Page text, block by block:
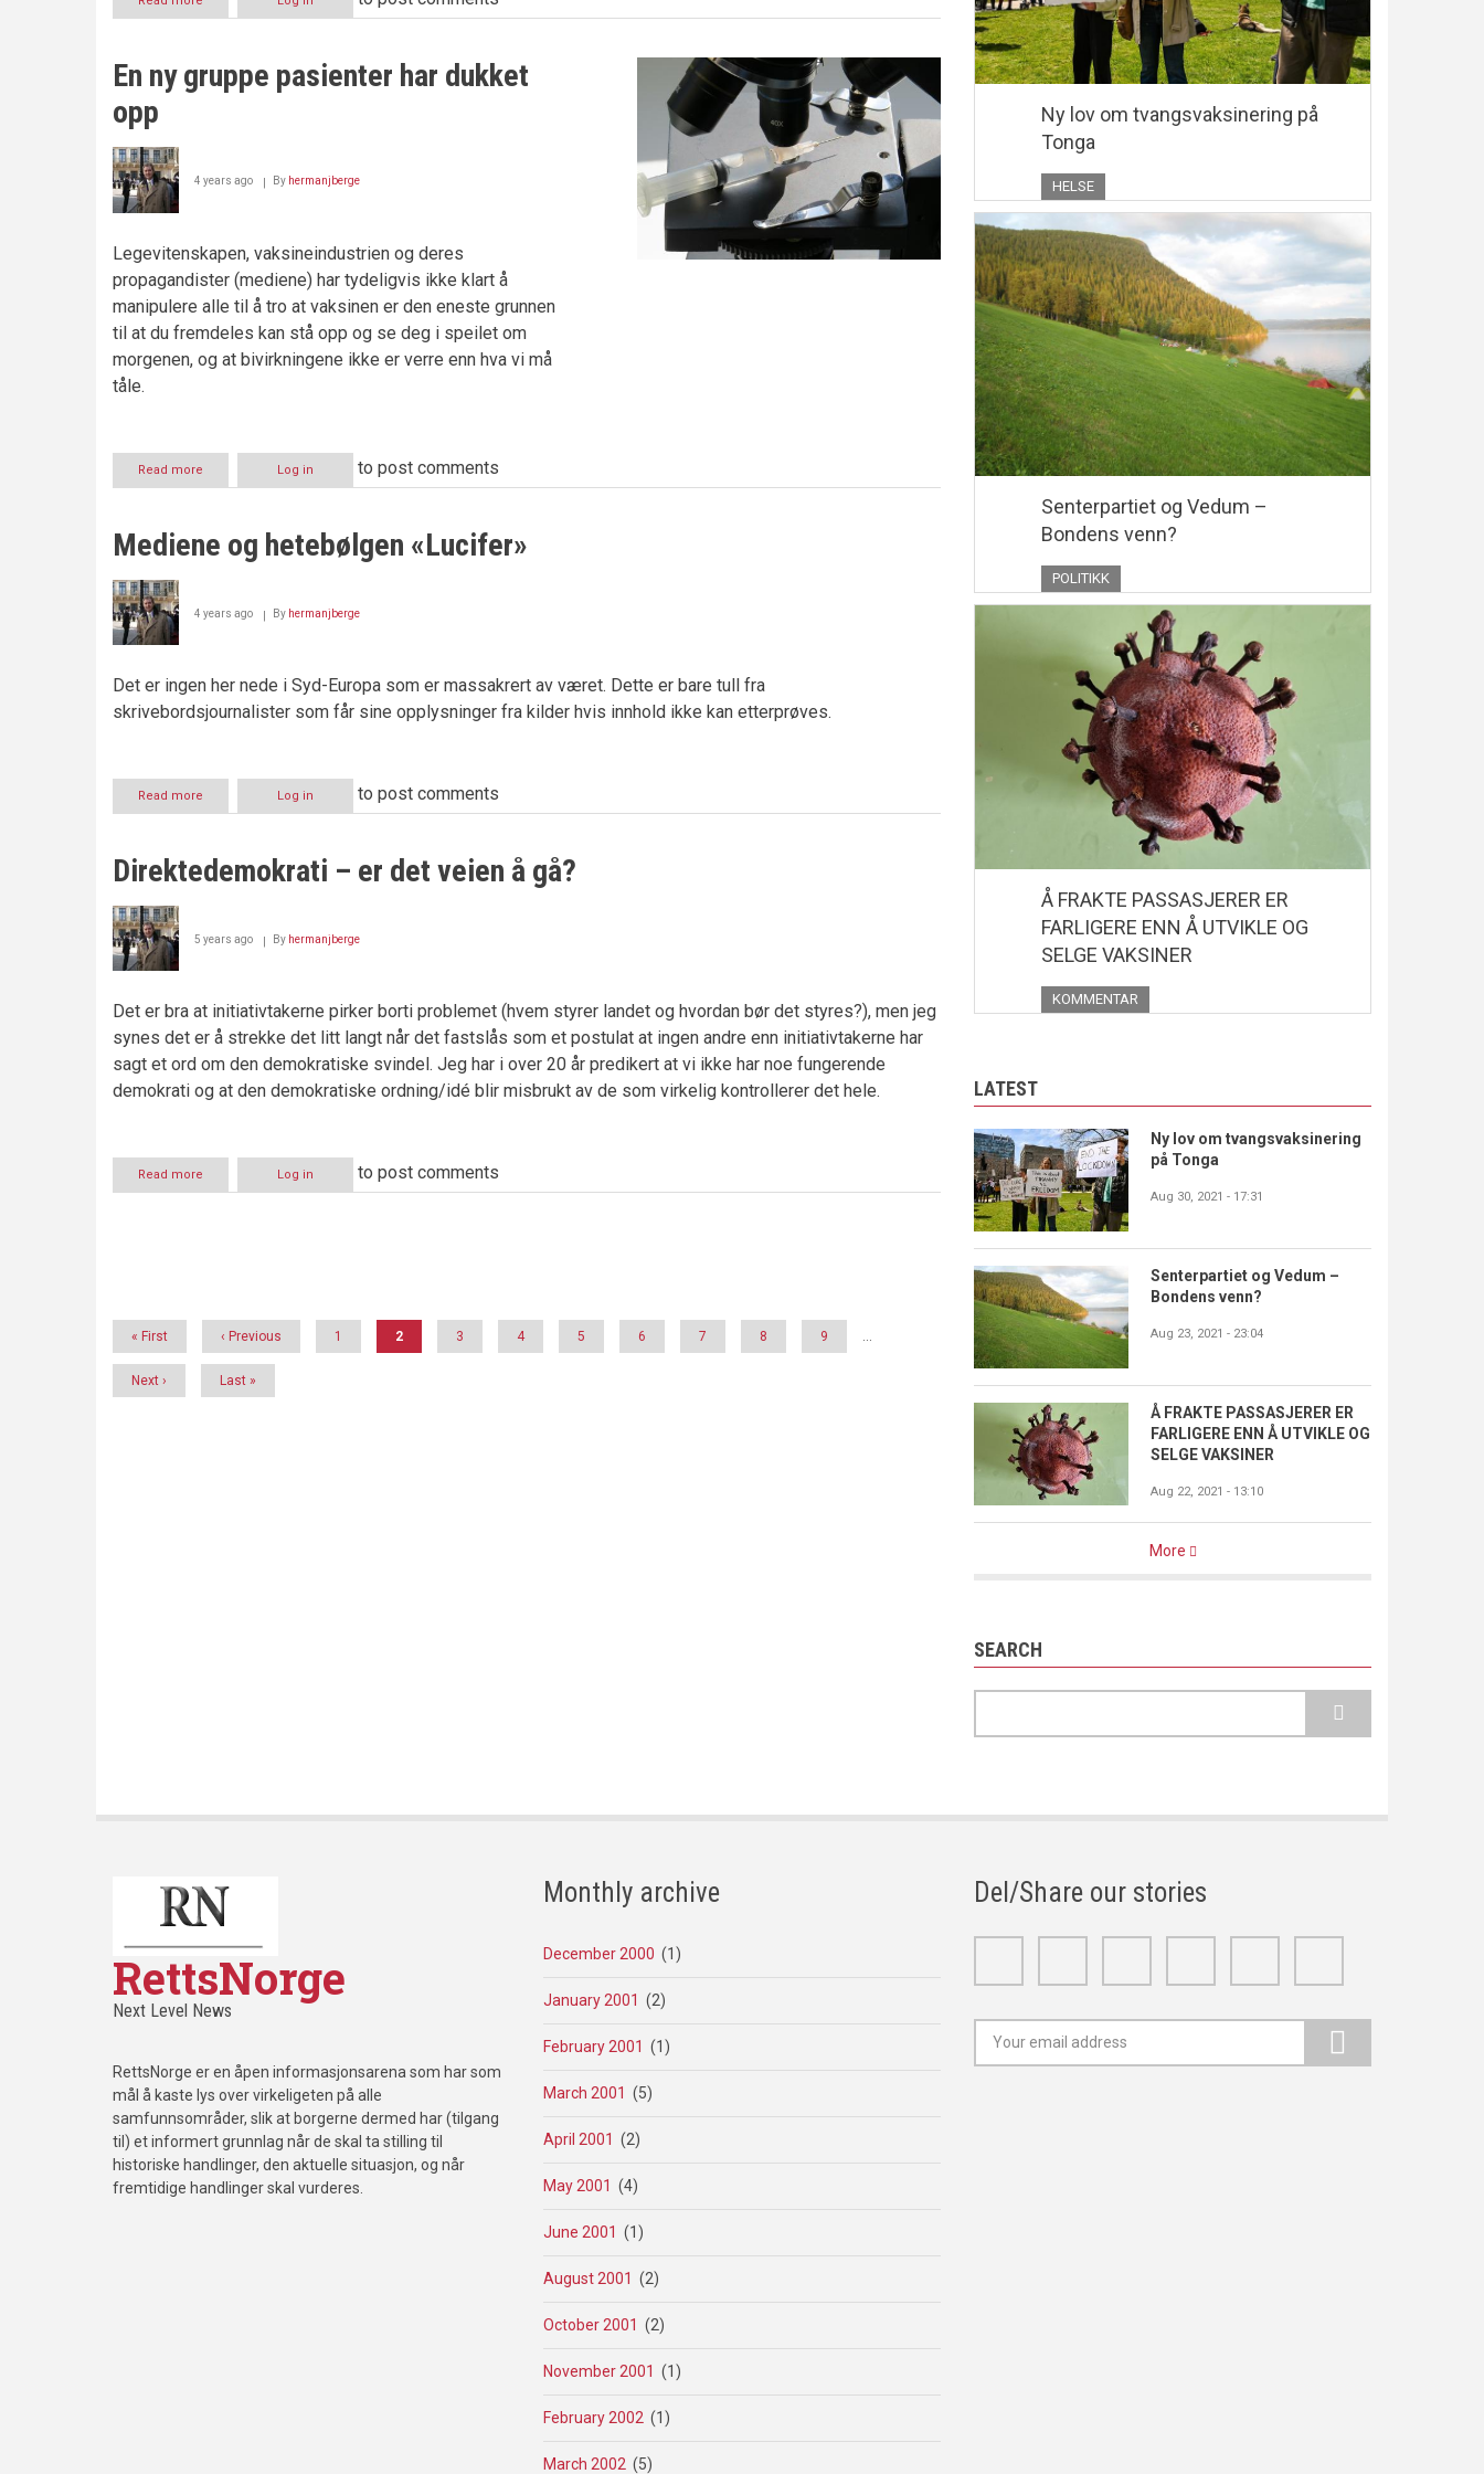
Tilsynsrådet
torpedovirksomhet
En ny gruppe pasienter har dukket
opp
4 years ago By hermanjberge
Legevitenskapen, vaksineindustrien og deres
propagandister (mediene) har tydeligvis ikke klart å
manipulere alle til å tro at vaksinen er den eneste grunnen
til at du fremdeles kan stå opp og se deg i speilet om
morgenen, og at bivirkningene ikke er verre enn hva vi må
tåle.
Read more
En
pasienter
Log in to post comments
Mediene og hetebølgen «Lucifer»
4 years ago By hermanjberge
Det er ingen her nede i Syd-Europa som er massakrert av været. Dette er bare tull fra
skrivebordsjournalister som får sine opplysninger fra kilder hvis innhold ikke kan etterprøves.
Read more
Mediene
«Lucifer»
Log in to post comments
Direktedemokrati – er det veien å gå?
5 years ago By hermanjberge
Det er bra at initiativtakerne pirker borti problemet (hvem styrer landet og hvordan bør det styres?), men jeg
synes det er å strekke det litt langt når det fastslås som et postulat at ingen andre enn initiativtakerne har
sagt et ord om den demokratiske svindel. Jeg har i over 20 år predikert at vi ikke har noe fungerende
demokrati og at den demokratiske ordning/idé blir misbrukt av de som virkelig kontrollerer det hele.
Read more
Direktedemokrati
Log in to post comments
First
page
« First
Previous
page
‹ Previous Page
1
Current
page
2 Page
3 Page
4 Page
5 Page
6 Page
7 Page
8 Page
9 …
Next
page
Next ›
Last
page
Last »
Ny lov om tvangsvaksinering på
Tonga
HELSE
Senterpartiet og Vedum –
Bondens venn?
POLITIKK
Å FRAKTE PASSASJERER ER
FARLIGERE ENN Å UTVIKLE OG
SELGE VAKSINER
KOMMENTAR
LATEST
Ny lov om tvangsvaksinering
på Tonga
Aug 30, 2021 - 17:31
Senterpartiet og Vedum –
Bondens venn?
Aug 23, 2021 - 23:04
Å FRAKTE PASSASJERER ER
FARLIGERE ENN Å UTVIKLE OG
SELGE VAKSINER
Aug 22, 2021 - 13:10
More
SEARCH
RettsNorge
Next Level News
RettsNorge er en åpen informasjonsarena som har som
mål å kaste lys over virkeligeten på alle
samfunnsområder, slik at borgerne dermed har (tilgang
til) et informert grunnlag når de skal ta stilling til
historiske handlinger, den aktuelle situasjon, og når
fremtidige handlinger skal vurderes.
Monthly archive
December 2000 (1)
January 2001 (2)
February 2001 (1)
March 2001 (5)
April 2001 (2)
May 2001 (4)
June 2001 (1)
August 2001 (2)
October 2001 (2)
November 2001 (1)
February 2002 (1)
March 2002 (5)
Del/Share our stories